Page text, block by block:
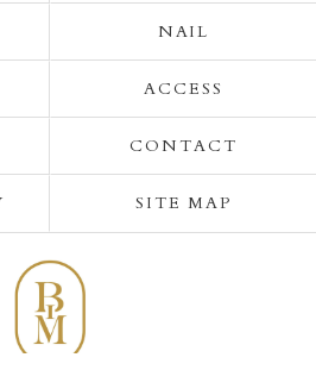
NAIL
ACCESS
CONTACT
SITE MAP